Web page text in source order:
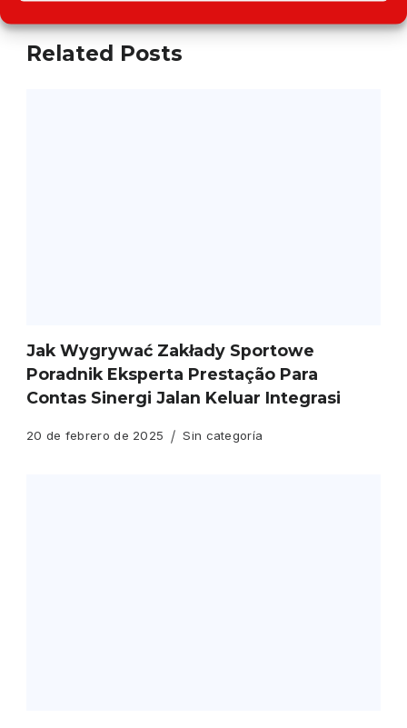
Related Posts
Jak Wygrywać Zakłady Sportowe
Poradnik Eksperta Prestação Para
Contas Sinergi Jalan Keluar Integrasi
20 de febrero de 2025 Sin categoría